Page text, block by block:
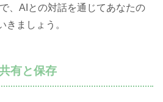
、AIとの対話を通じてあなたの
きましょう。
有と保存